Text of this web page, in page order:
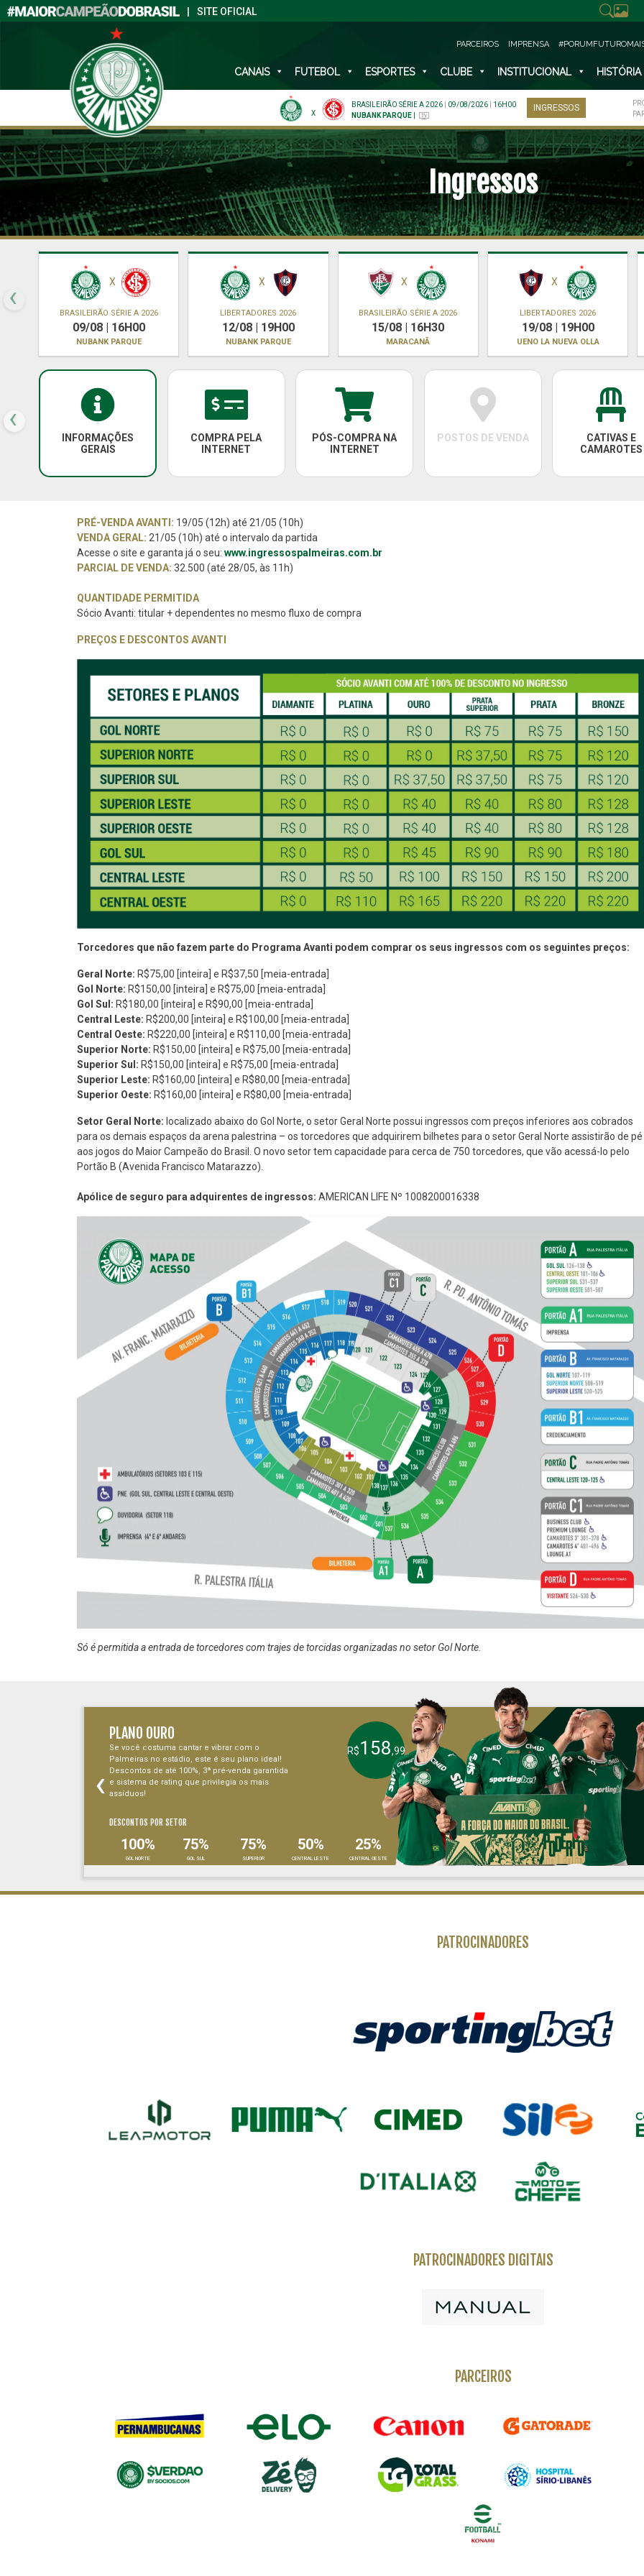
SITE OFICIAL
PARCEIROS IMPRENSA
CANAIS FUTEBOL ESPORTES CLUBE INSTITUCIONAL HISTÓRIA
X
BRASILEIRÃO SÉRIE A 2026 09/08/2026
16H00
NUBANK PARQUE
INGRESSOS
Ingressos
X
BRASILEIRÃO SÉRIE A 2026
09/08 | 16H00
NUBANK PARQUE
X
LIBERTADORES 2026
12/08 | 19H00
NUBANK PARQUE
X
BRASILEIRÃO SÉRIE A 2026
15/08 | 16H30
MARACANÃ
X
LIBERTADORES 2026
19/08 | 19H00
UENO LA NUEVA OLLA
‹
INFORMAÇÕES
GERAIS
COMPRA PELA
INTERNET
PÓS-COMPRA NA
INTERNET
POSTOS DE VENDA
CATIVAS E
CAMAROTES
‹
PRÉ-VENDA AVANTI: 19/05 (12h) até 21/05 (10h)
VENDA GERAL: 21/05 (10h) até o intervalo da partida
Acesse o site e garanta já o seu: www.ingressospalmeiras.com.br
PARCIAL DE VENDA: 32.500 (até 28/05, às 11h)
QUANTIDADE PERMITIDA
Sócio Avanti: titular + dependentes no mesmo fluxo de compra
PREÇOS E DESCONTOS AVANTI
Torcedores que não fazem parte do Programa Avanti podem comprar os seus ingressos com os seguintes preços:
Geral Norte: R$75,00 [inteira] e R$37,50 [meia-entrada]
Gol Norte: R$150,00 [inteira] e R$75,00 [meia-entrada]
Gol Sul: R$180,00 [inteira] e R$90,00 [meia-entrada]
Central Leste: R$200,00 [inteira] e R$100,00 [meia-entrada]
Central Oeste: R$220,00 [inteira] e R$110,00 [meia-entrada]
Superior Norte: R$150,00 [inteira] e R$75,00 [meia-entrada]
Superior Sul: R$150,00 [inteira] e R$75,00 [meia-entrada]
Superior Leste: R$160,00 [inteira] e R$80,00 [meia-entrada]
Superior Oeste: R$160,00 [inteira] e R$80,00 [meia-entrada]
Setor Geral Norte: localizado abaixo do Gol Norte, o setor Geral Norte possui ingressos com preços inferiores aos cobrados
para os demais espaços da arena palestrina – os torcedores que adquirirem bilhetes para o setor Geral Norte assistirão de pé
aos jogos do Maior Campeão do Brasil. O novo setor tem capacidade para cerca de 750 torcedores, que vão acessá-lo pelo
Portão B (Avenida Francisco Matarazzo).
Apólice de seguro para adquirentes de ingressos: AMERICAN LIFE Nº 1008200016338
Só é permitida a entrada de torcedores com trajes de torcidas organizadas no setor Gol Norte.
PLANO OURO
Se você costuma cantar e vibrar com o
Palmeiras no estádio, este é seu plano ideal!
Descontos de até 100%, 3ª pré-venda garantida
e sistema de rating que privilegia os mais
assíduos!
DESCONTOS POR SETOR
100%
GOL NORTE
75%
GOL SUL
75%
SUPERIOR
50%
CENTRAL LESTE
25%
CENTRAL OESTE
R$158,99
‹
PATROCINADORES
PATROCINADORES DIGITAIS
PARCEIROS